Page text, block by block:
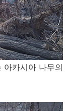
아카시아 나무의